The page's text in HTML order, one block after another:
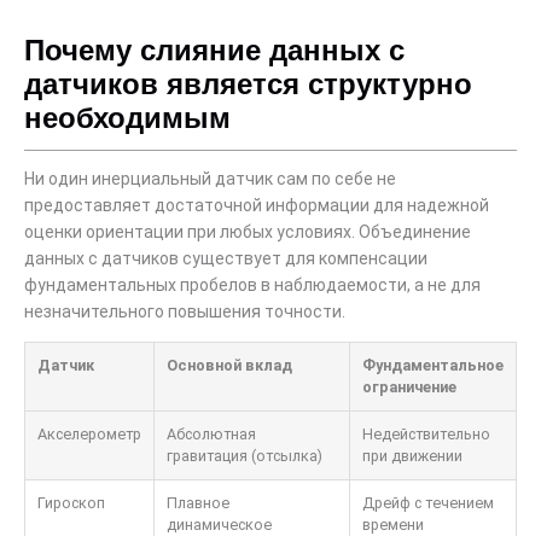
Почему слияние данных с
датчиков является структурно
необходимым
Ни один инерциальный датчик сам по себе не
предоставляет достаточной информации для надежной
оценки ориентации при любых условиях. Объединение
данных с датчиков существует для компенсации
фундаментальных пробелов в наблюдаемости, а не для
незначительного повышения точности.
Датчик Основной вклад
Фундаментальное
ограничение
Акселерометр
Абсолютная
гравитация (отсылка)
Недействительно
при движении
Гироскоп
Плавное
динамическое
Дрейф с течением
времени